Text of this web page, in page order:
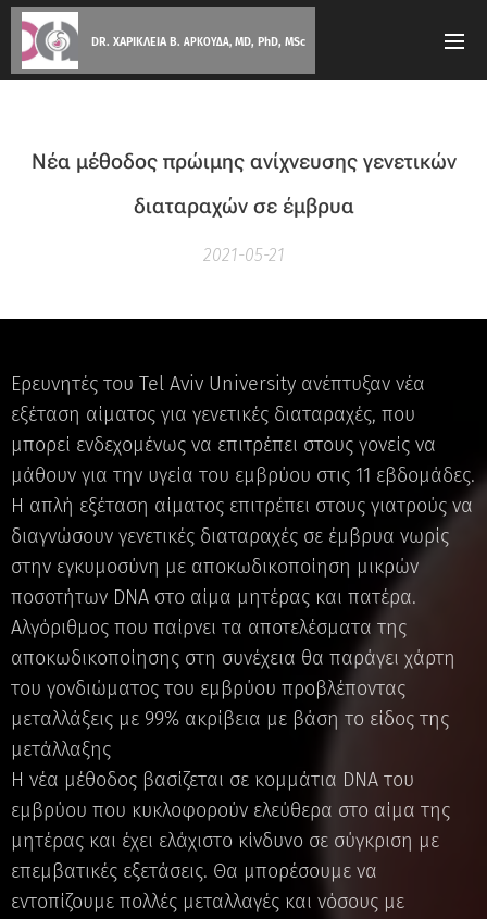
DR. ΧΑΡΙΚΛΕΙΑ Β. ΑΡΚΟΥΔΑ, MD, PhD, MSc
Νέα μέθοδος πρώιμης ανίχνευσης γενετικών
διαταραχών σε έμβρυα
2021-05-21
Ερευνητές του Tel Aviv University ανέπτυξαν νέα
εξέταση αίματος για γενετικές διαταραχές, που
μπορεί ενδεχομένως να επιτρέπει στους γονείς να
μάθουν για την υγεία του εμβρύου στις 11 εβδομάδες.
Η απλή εξέταση αίματος επιτρέπει στους γιατρούς να
διαγνώσουν γενετικές διαταραχές σε έμβρυα νωρίς
στην εγκυμοσύνη με αποκωδικοποίηση μικρών
ποσοτήτων DNA στο αίμα μητέρας και πατέρα.
Αλγόριθμος που παίρνει τα αποτελέσματα της
αποκωδικοποίησης στη συνέχεια θα παράγει χάρτη
του γονδιώματος του εμβρύου προβλέποντας
μεταλλάξεις με 99% ακρίβεια με βάση το είδος της
μετάλλαξης
Η νέα μέθοδος βασίζεται σε κομμάτια DNA του
εμβρύου που κυκλοφορούν ελεύθερα στο αίμα της
μητέρας και έχει ελάχιστο κίνδυνο σε σύγκριση με
επεμβατικές εξετάσεις. Θα μπορέσουμε να
εντοπίζουμε πολλές μεταλλαγές και νόσους με